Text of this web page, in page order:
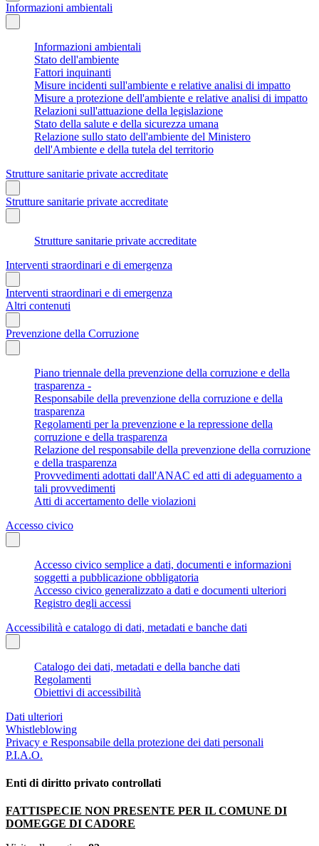
Informazioni ambientali
Informazioni ambientali
Stato dell'ambiente
Fattori inquinanti
Misure incidenti sull'ambiente e relative analisi di impatto
Misure a protezione dell'ambiente e relative analisi di impatto
Relazioni sull'attuazione della legislazione
Stato della salute e della sicurezza umana
Relazione sullo stato dell'ambiente del Ministero
dell'Ambiente e della tutela del territorio
Strutture sanitarie private accreditate
Strutture sanitarie private accreditate
Strutture sanitarie private accreditate
Interventi straordinari e di emergenza
Interventi straordinari e di emergenza
Altri contenuti
Prevenzione della Corruzione
Piano triennale della prevenzione della corruzione e della
trasparenza -
Responsabile della prevenzione della corruzione e della
trasparenza
Regolamenti per la prevenzione e la repressione della
corruzione e della trasparenza
Relazione del responsabile della prevenzione della corruzione
e della trasparenza
Provvedimenti adottati dall'ANAC ed atti di adeguamento a
tali provvedimenti
Atti di accertamento delle violazioni
Accesso civico
Accesso civico semplice a dati, documenti e informazioni
soggetti a pubblicazione obbligatoria
Accesso civico generalizzato a dati e documenti ulteriori
Registro degli accessi
Accessibilità e catalogo di dati, metadati e banche dati
Catalogo dei dati, metadati e della banche dati
Regolamenti
Obiettivi di accessibilità
Dati ulteriori
Whistleblowing
Privacy e Responsabile della protezione dei dati personali
P.I.A.O.
Enti di diritto privato controllati
FATTISPECIE NON PRESENTE PER IL COMUNE DI
DOMEGGE DI CADORE